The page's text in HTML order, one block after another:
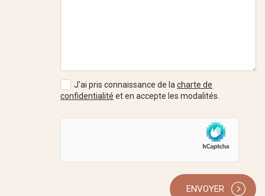
J'ai pris connaissance de lacharte de
confidentialité et en accepte les modalités.
ENVOYER